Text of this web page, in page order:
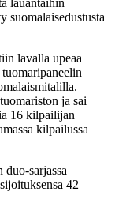
lauantaihin
suomalaisedustusta
lavalla upeaa
ja sai
16 kilpailijan
kilpailussa
sarjassa
42